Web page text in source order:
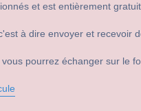
et est entièrement gratuit.
à dire envoyer et recevoir
pourrez échanger sur le